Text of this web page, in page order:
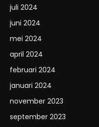
juli 2024
juni 2024
mei 2024
april 2024
februari 2024
januari 2024
november 2023
september 2023